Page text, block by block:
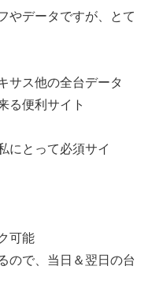
やデータですが、とて
サス他の全台データ
来る便利サイト
にとって必須サイ
ック可能
ので、当日＆翌日の台